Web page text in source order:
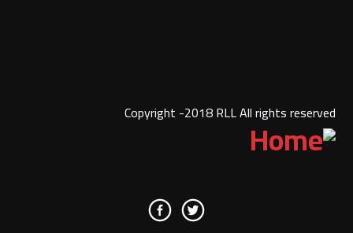
Copyright -2018 RLL All rights reserved